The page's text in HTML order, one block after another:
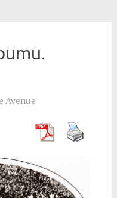
Avenue